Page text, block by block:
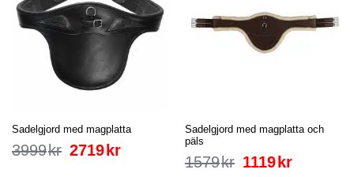
Sadelgjord med magplatta
3999kr 2719 kr
Sadelgjord med magplatta och
päls
1579kr 1119 kr